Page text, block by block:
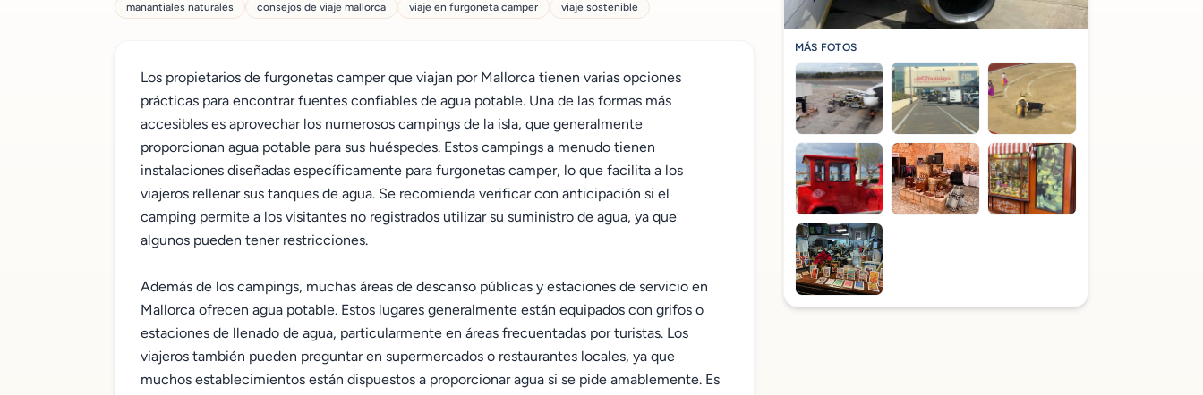
manantiales naturales
consejos de viaje mallorca viaje en furgoneta camper viaje sostenible
Los propietarios de furgonetas camper que viajan por Mallorca tienen varias opciones
prácticas para encontrar fuentes confiables de agua potable. Una de las formas más
accesibles es aprovechar los numerosos campings de la isla, que generalmente
proporcionan agua potable para sus huéspedes. Estos campings a menudo tienen
instalaciones diseñadas específicamente para furgonetas camper, lo que facilita a los
viajeros rellenar sus tanques de agua. Se recomienda verificar con anticipación si el
camping permite a los visitantes no registrados utilizar su suministro de agua, ya que
algunos pueden tener restricciones.
Además de los campings, muchas áreas de descanso públicas y estaciones de servicio en
Mallorca ofrecen agua potable. Estos lugares generalmente están equipados con grifos o
estaciones de llenado de agua, particularmente en áreas frecuentadas por turistas. Los
viajeros también pueden preguntar en supermercados o restaurantes locales, ya que
muchos establecimientos están dispuestos a proporcionar agua si se pide amablemente. Es
MÁS FOTOS